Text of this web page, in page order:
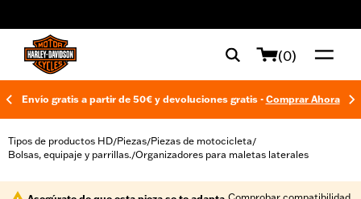
(0)
Envío gratis a partir de 50€ y devoluciones gratis - Comprar Ahora
Tipos de productos HD/Piezas/Piezas de motocicleta/
Bolsas, equipaje y parrillas./Organizadores para maletas laterales